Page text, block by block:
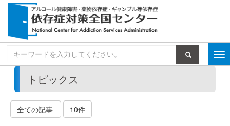
検索
トピックス
全ての記事 10件